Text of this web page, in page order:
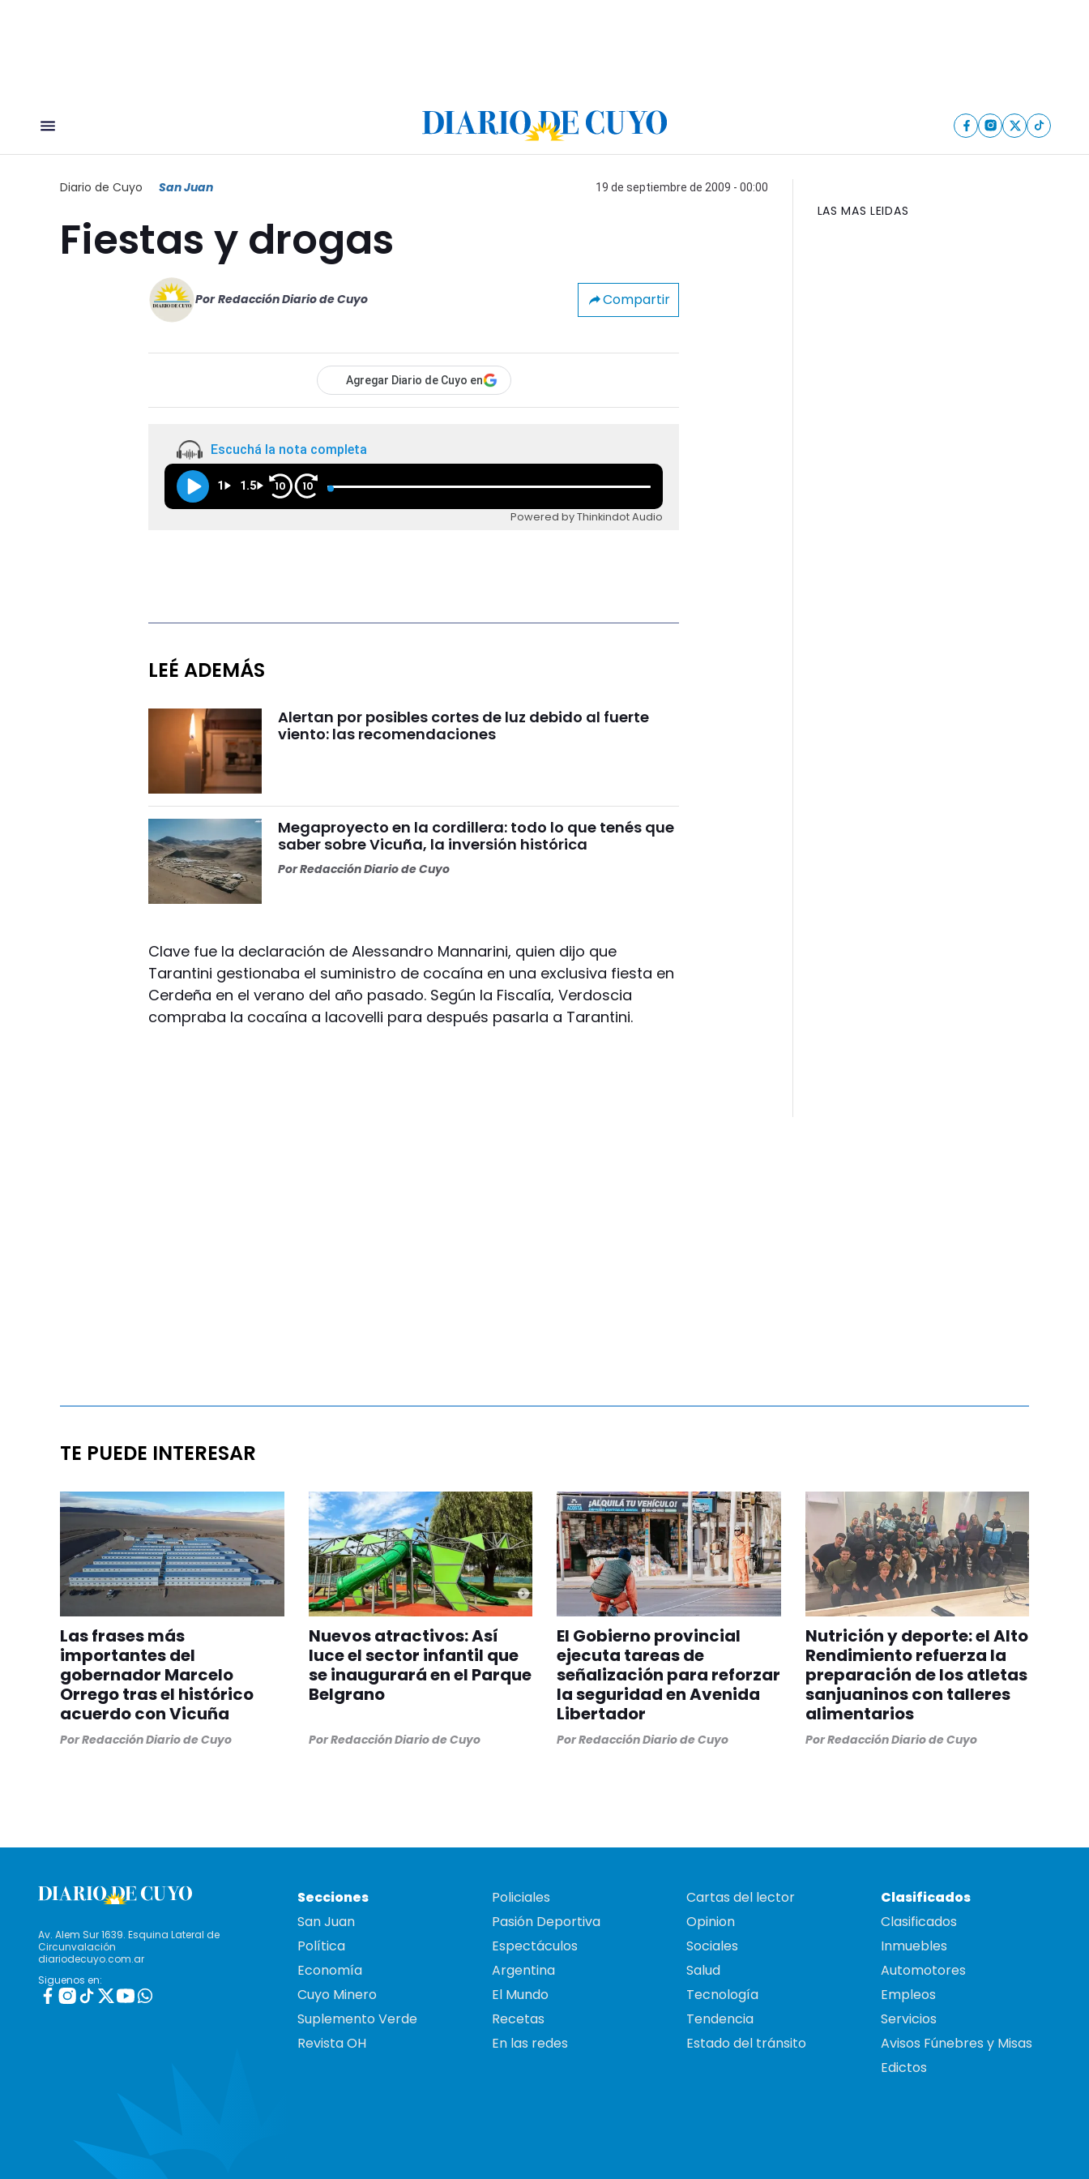
Diario de Cuyo San Juan 19 de septiembre de 2009 - 00:00
Fiestas y drogas
Por Redacción Diario de Cuyo Compartir
Agregar Diario de Cuyo en
Escuchá la nota completa
1 1.5 10 10
Powered by Thinkindot Audio
LEÉ ADEMÁS
Alertan por posibles cortes de luz debido al fuerte
viento: las recomendaciones
Megaproyecto en la cordillera: todo lo que tenés que
saber sobre Vicuña, la inversión histórica
PorRedacción Diario de Cuyo
Clave fue la declaración de Alessandro Mannarini, quien dijo que
Tarantini gestionaba el suministro de cocaína en una exclusiva fiesta en
Cerdeña en el verano del año pasado. Según la Fiscalía, Verdoscia
compraba la cocaína a Iacovelli para después pasarla a Tarantini.
LAS MAS LEIDAS
TE PUEDE INTERESAR
Las frases más
importantes del
gobernador Marcelo
Orrego tras el histórico
acuerdo con Vicuña
PorRedacción Diario de Cuyo
Nuevos atractivos: Así
luce el sector infantil que
se inaugurará en el Parque
Belgrano
PorRedacción Diario de Cuyo
El Gobierno provincial
ejecuta tareas de
señalización para reforzar
la seguridad en Avenida
Libertador
PorRedacción Diario de Cuyo
Nutrición y deporte: el Alto
Rendimiento refuerza la
preparación de los atletas
sanjuaninos con talleres
alimentarios
PorRedacción Diario de Cuyo
Av. Alem Sur 1639. Esquina Lateral de
Circunvalación
diariodecuyo.com.ar
Siguenos en:
Secciones
San Juan
Política
Economía
Cuyo Minero
Suplemento Verde
Revista OH
Policiales
Pasión Deportiva
Espectáculos
Argentina
El Mundo
Recetas
En las redes
Cartas del lector
Opinion
Sociales
Salud
Tecnología
Tendencia
Estado del tránsito
Clasificados
Clasificados
Inmuebles
Automotores
Empleos
Servicios
Avisos Fúnebres y Misas
Edictos